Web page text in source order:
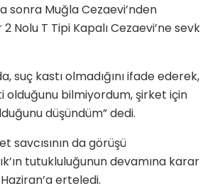
sonra Muğla Cezaevi’nden
Nolu T Tipi Kapalı Cezaevi’ne sevk
suç kastı olmadığını ifade ederek,
olduğunu bilmiyordum, şirket için
düşündüm” dedi.
savcısının da görüşü
tutukluluğunun devamına karar
erteledi.